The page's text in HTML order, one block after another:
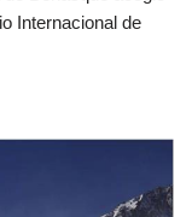
Internacional de